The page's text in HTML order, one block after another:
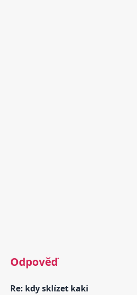
Odpověď
Re: kdy sklízet kaki